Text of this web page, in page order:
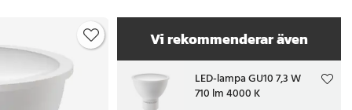
Vi rekommenderar även
LED-lampa GU10 7,3 W
710 lm 4000 K